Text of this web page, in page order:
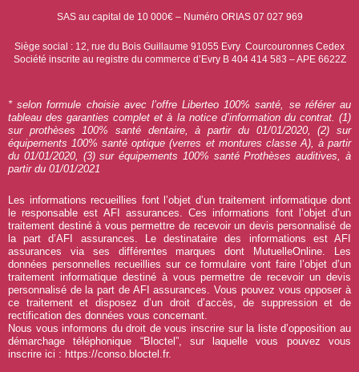
SAS au capital de 10 000€ – Numéro ORIAS 07 027 969
Siège social : 12, rue du Bois Guillaume 91055 Evry Courcouronnes Cedex
Société inscrite au registre du commerce d’Evry B 404 414 583 – APE 6622Z
* selon formule choisie avec l’offre Liberteo 100% santé, se référer au
tableau des garanties complet et à la notice d’information du contrat. (1)
sur prothèses 100% santé dentaire, à partir du 01/01/2020, (2) sur
équipements 100% santé optique (verres et montures classe A), à partir
du 01/01/2020, (3) sur équipements 100% santé Prothèses auditives, à
partir du 01/01/2021
Les informations recueillies font l’objet d’un traitement informatique dont
le responsable est AFI assurances. Ces informations font l’objet d’un
traitement destiné à vous permettre de recevoir un devis personnalisé de
la part d’AFI assurances. Le destinataire des informations est AFI
assurances via ses différentes marques dont MutuelleOnline. Les
données personnelles recueillies sur ce formulaire vont faire l’objet d’un
traitement informatique destiné à vous permettre de recevoir un devis
personnalisé de la part de AFI assurances. Vous pouvez vous opposer à
ce traitement et disposez d’un droit d’accès, de suppression et de
rectification des données vous concernant.
Nous vous informons du droit de vous inscrire sur la liste d’opposition au
démarchage téléphonique “Bloctel”, sur laquelle vous pouvez vous
inscrire ici : https://conso.bloctel.fr.